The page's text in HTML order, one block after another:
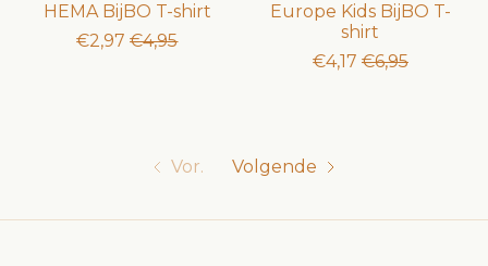
HEMA BijBO T-shirt
€2,97 €4,95
Europe Kids BijBO T-
shirt
€4,17 €6,95
Vor. Volgende